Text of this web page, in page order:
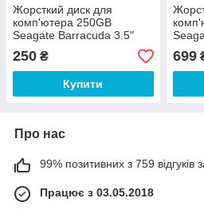
Жорсткий диск для
комп'ютера 250GB
Seagate Barracuda 3.5"
8MB 7200rpm 3Gb/s
(ST3250310CS) SATAII Б/В
250 ₴
Купити
В
699
Про нас
99% позитивних з 759 відгуків
Працює з 03.05.2018